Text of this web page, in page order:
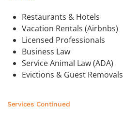
Restaurants & Hotels
Vacation Rentals (Airbnbs)
Licensed Professionals
Business Law
Service Animal Law (ADA)
Evictions & Guest Removals
Services Continued